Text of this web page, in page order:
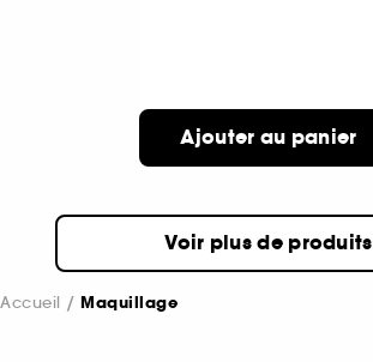
Ajouter au panier
Voir plus de produits
Accueil Maquillage